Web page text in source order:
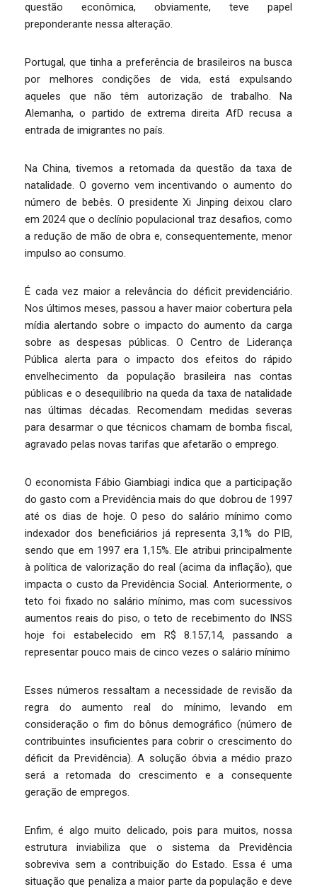
questão econômica, obviamente, teve papel
preponderante nessa alteração.
Portugal, que tinha a preferência de brasileiros na busca
por melhores condições de vida, está expulsando
aqueles que não têm autorização de trabalho. Na
Alemanha, o partido de extrema direita AfD recusa a
entrada de imigrantes no país.
Na China, tivemos a retomada da questão da taxa de
natalidade. O governo vem incentivando o aumento do
número de bebês. O presidente Xi Jinping deixou claro
em 2024 que o declínio populacional traz desafios, como
a redução de mão de obra e, consequentemente, menor
impulso ao consumo.
É cada vez maior a relevância do déficit previdenciário.
Nos últimos meses, passou a haver maior cobertura pela
mídia alertando sobre o impacto do aumento da carga
sobre as despesas públicas. O Centro de Liderança
Pública alerta para o impacto dos efeitos do rápido
envelhecimento da população brasileira nas contas
públicas e o desequilíbrio na queda da taxa de natalidade
nas últimas décadas. Recomendam medidas severas
para desarmar o que técnicos chamam de bomba fiscal,
agravado pelas novas tarifas que afetarão o emprego.
O economista Fábio Giambiagi indica que a participação
do gasto com a Previdência mais do que dobrou de 1997
até os dias de hoje. O peso do salário mínimo como
indexador dos beneficiários já representa 3,1% do PIB,
sendo que em 1997 era 1,15%. Ele atribui principalmente
à política de valorização do real (acima da inflação), que
impacta o custo da Previdência Social. Anteriormente, o
teto foi fixado no salário mínimo, mas com sucessivos
aumentos reais do piso, o teto de recebimento do INSS
hoje foi estabelecido em R$ 8.157,14, passando a
representar pouco mais de cinco vezes o salário mínimo
Esses números ressaltam a necessidade de revisão da
regra do aumento real do mínimo, levando em
consideração o fim do bônus demográfico (número de
contribuintes insuficientes para cobrir o crescimento do
déficit da Previdência). A solução óbvia a médio prazo
será a retomada do crescimento e a consequente
geração de empregos.
Enfim, é algo muito delicado, pois para muitos, nossa
estrutura inviabiliza que o sistema da Previdência
sobreviva sem a contribuição do Estado. Essa é uma
situação que penaliza a maior parte da população e deve